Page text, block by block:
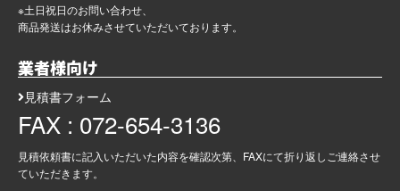
※土日祝日のお問い合わせ、
商品発送はお休みさせていただいております。
業者様向け
見積書フォーム
FAX : 072-654-3136
見積依頼書に記入いただいた内容を確認次第、FAXにて折り返しご連絡させ
ていただきます。